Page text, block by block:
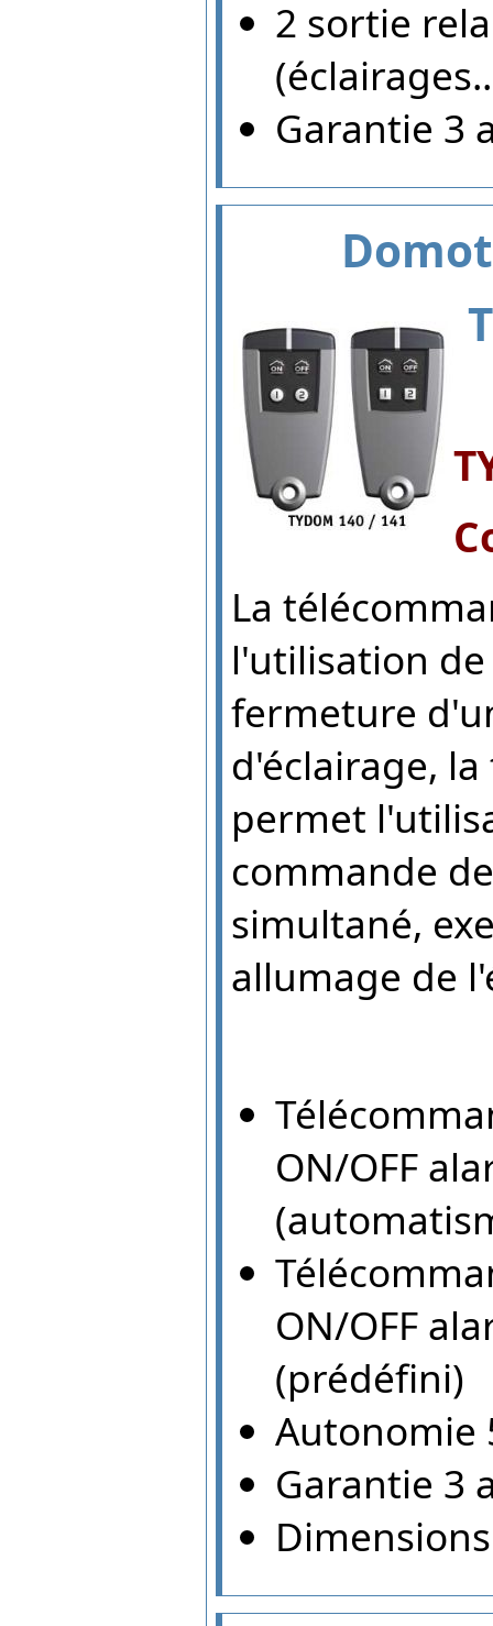
2 sortie
Garantie 3
La
l'utilisation
fermeture
d'éclairage,
permet
commande
simultané,
allumage de
ON/OFF
ON/OFF
(prédéfini)
Autonomie
Garantie 3